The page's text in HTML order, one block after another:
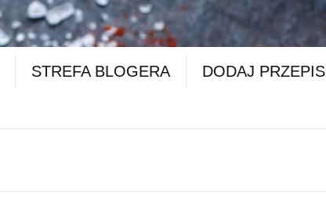
STREFA BLOGERA DODAJ PRZEPIS